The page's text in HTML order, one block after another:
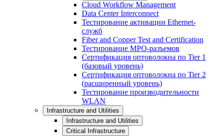
Cloud Workflow Management
Data Center Interconnect
Тестирование активации Ethernet-
служб
Fiber and Copper Test and Certification
Тестирование МРО-разъемов
Сертификация оптоволокна по Tier 1
(базовый уровень)
Сертификация оптоволокна по Tier 2
(расширенный уровень)
Тестирование производительности
WLAN
Infrastructure and Utilities
Infrastructure and Utilities
Critical Infrastructure